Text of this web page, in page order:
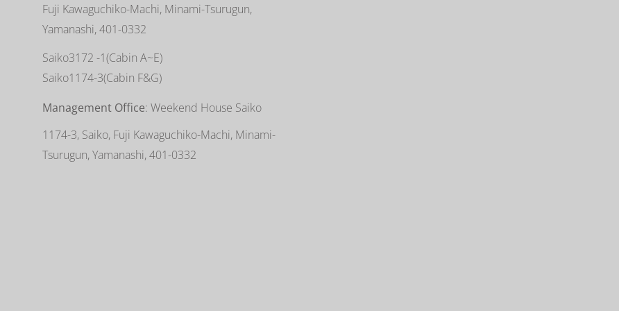
Fuji Kawaguchiko-Machi, Minami-Tsurugun,
Yamanashi, 401-0332
Saiko3172 -1(Cabin A~E)
Saiko1174-3(​Cabin F&G)
Management Office: Weekend House Saiko
1174-3, Saiko, Fuji Kawaguchiko-Machi, Minami-
Tsurugun, Yamanashi, 401-0332